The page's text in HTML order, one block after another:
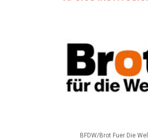
BFDW/Brot Fuer Die